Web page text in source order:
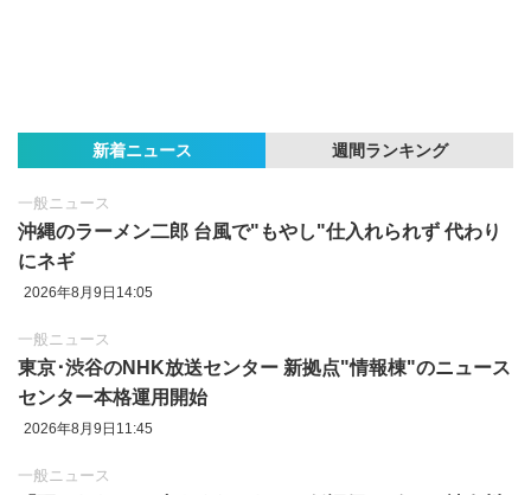
新着ニュース 週間ランキング
一般ニュース
沖縄のラーメン二郎 台風で"もやし"仕入れられず 代わり
にネギ
2026年8月9日14:05
一般ニュース
東京‪･‬渋谷のNHK放送センター 新拠点"情報棟"のニュース
センター本格運用開始
2026年8月9日11:45
一般ニュース